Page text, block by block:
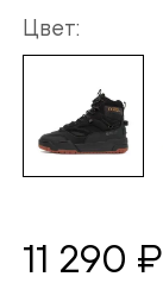
Цвет
11 290 ₽